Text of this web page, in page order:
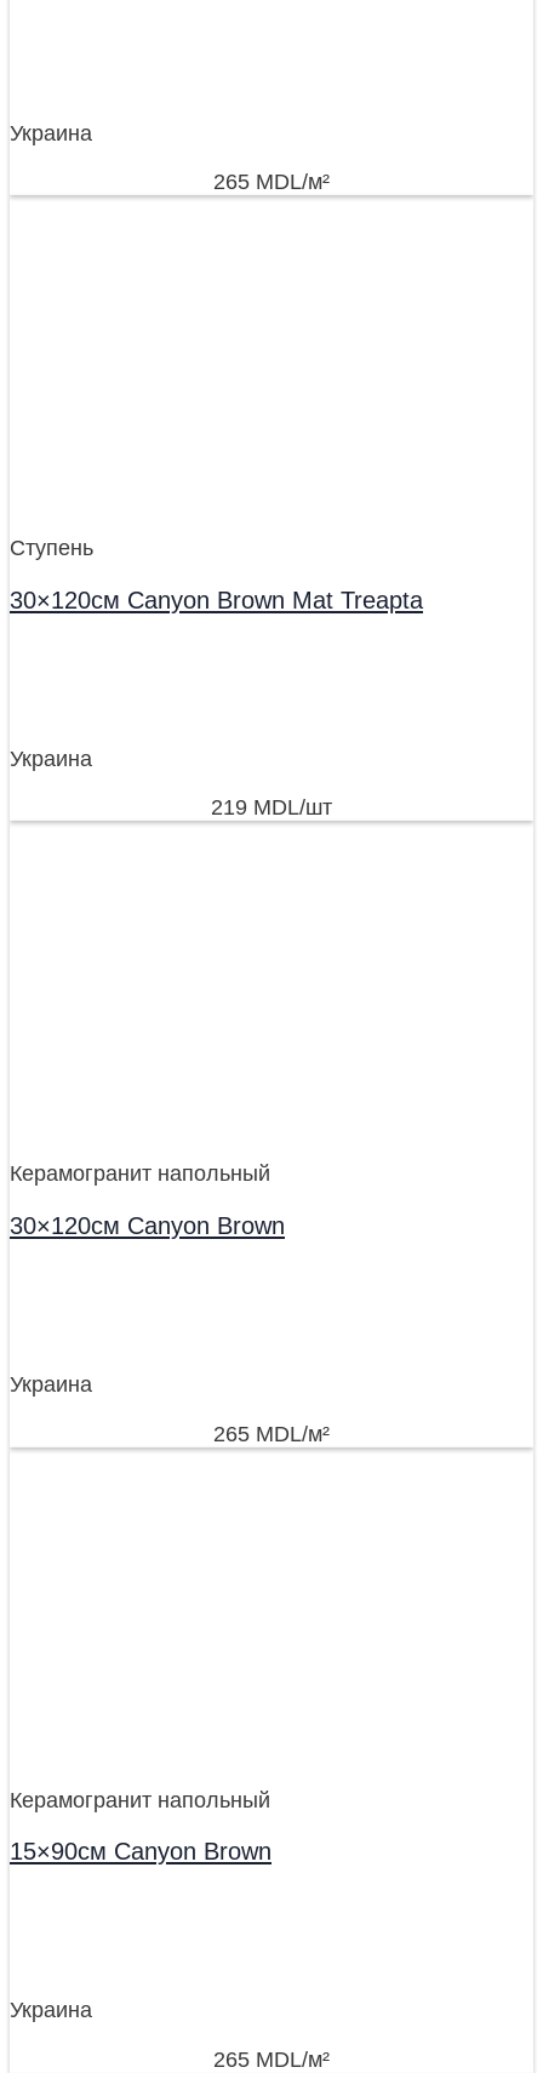
Украина
265 MDL/м²
Ступень
30×120см Canyon Brown Mat Treapta
Украина
219 MDL/шт
Керамогранит напольный
30×120см Canyon Brown
Украина
265 MDL/м²
Керамогранит напольный
15×90см Canyon Brown
Украина
265 MDL/м²